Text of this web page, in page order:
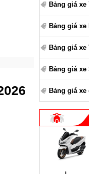
Bảng giá xe
Bảng giá xe
Bảng giá xe
Bảng giá xe
Bảng giá xe